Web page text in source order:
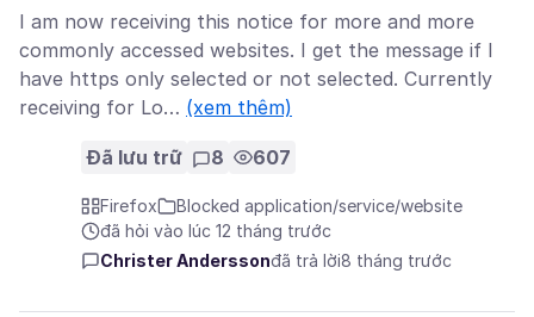
I am now receiving this notice for more and more
commonly accessed websites. I get the message if I
have https only selected or not selected. Currently
receiving for Lo… (xem thêm)
Đã lưu trữ 8 607
Firefox
Blocked application/service/website
đã hỏi vào lúc 12 tháng trước
Christer Anderssonđã trả lời8 tháng trước